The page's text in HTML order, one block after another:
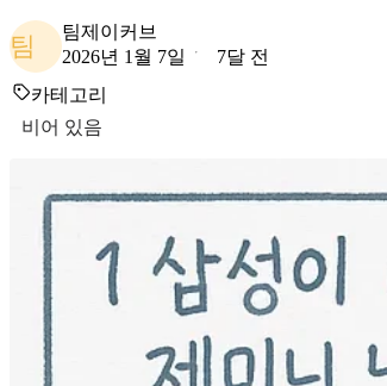
팀
팀제이커브
2026년 1월 7일
7달 전
카테고리
비어 있음